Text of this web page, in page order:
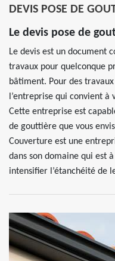
DEVIS POSE DE
Le devis pose de
Le devis est un document
travaux pour quelconque
bâtiment. Pour des
l’entreprise qui convient
Cette entreprise est
de gouttière que vous
Couverture est une
dans son domaine qui est
intensifier l’étanchéité de